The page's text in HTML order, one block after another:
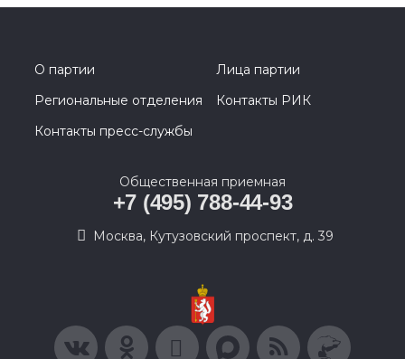
О партии
Лица партии
Региональные отделения
Контакты РИК
Контакты пресс-службы
Общественная приемная
+7 (495) 788-44-93
Москва, Кутузовский проспект, д. 39